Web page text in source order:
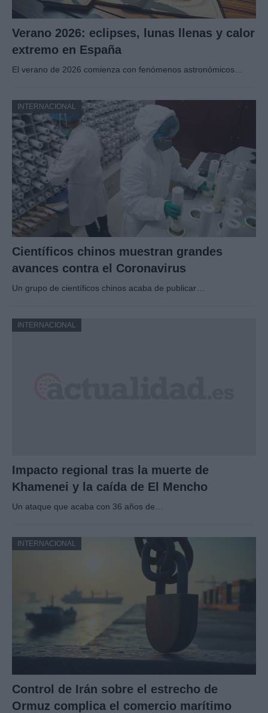
Verano 2026: eclipses, lunas llenas y calor
extremo en España
El verano de 2026 comienza con fenómenos astronómicos…
INTERNACIONAL
Científicos chinos muestran grandes
avances contra el Coronavirus
Un grupo de científicos chinos acaba de publicar…
INTERNACIONAL
Impacto regional tras la muerte de
Khamenei y la caída de El Mencho
Un ataque que acaba con 36 años de…
INTERNACIONAL
Control de Irán sobre el estrecho de
Ormuz complica el comercio marítimo